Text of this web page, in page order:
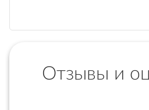
Отзывы и